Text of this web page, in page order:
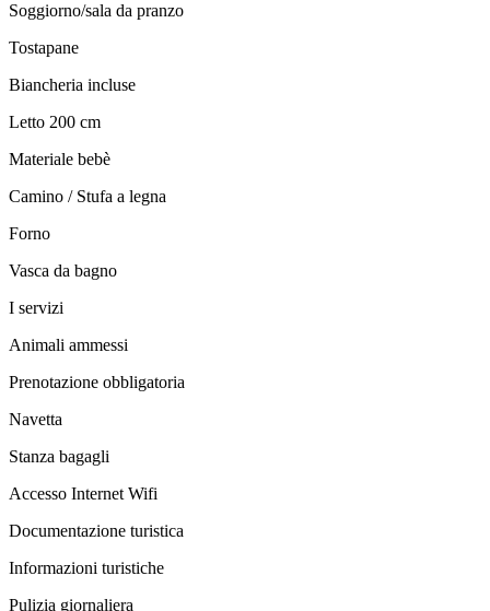
Soggiorno/sala da pranzo
Tostapane
Biancheria incluse
Letto 200 cm
Materiale bebè
Camino / Stufa a legna
Forno
Vasca da bagno
I servizi
Animali ammessi
Prenotazione obbligatoria
Navetta
Stanza bagagli
Accesso Internet Wifi
Documentazione turistica
Informazioni turistiche
Pulizia giornaliera